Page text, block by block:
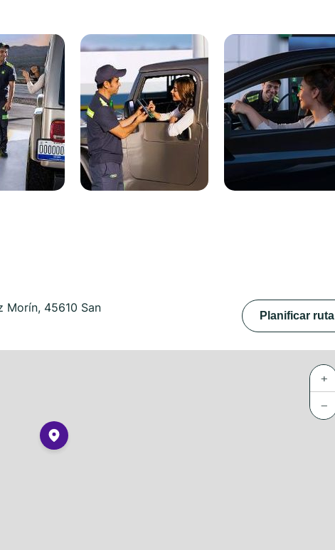
Morín, 45610 San
Planificar ruta
+
−